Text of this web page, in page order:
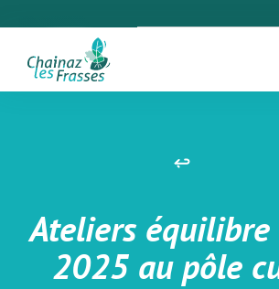
Ateliers
2025 au pôle